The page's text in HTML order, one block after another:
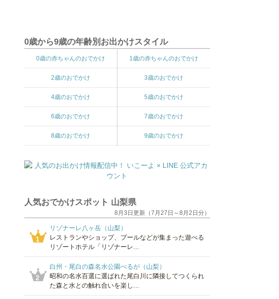
0歳から9歳の年齢別お出かけスタイル
0歳の赤ちゃんのおでかけ 1歳の赤ちゃんのおでかけ
2歳のおでかけ 3歳のおでかけ
4歳のおでかけ 5歳のおでかけ
6歳のおでかけ 7歳のおでかけ
8歳のおでかけ 9歳のおでかけ
人気おでかけスポット 山梨県
8月3日更新（7月27日～8月2日分）
1
リゾナーレ八ヶ岳（山梨）
レストランやショップ、プールなどが集まった遊べる
リゾートホテル「リゾナーレ...
2
白州・尾白の森名水公園べるが（山梨）
昭和の名水百選に選ばれた尾白川に隣接してつくられ
た森と水との触れ合いを楽し...